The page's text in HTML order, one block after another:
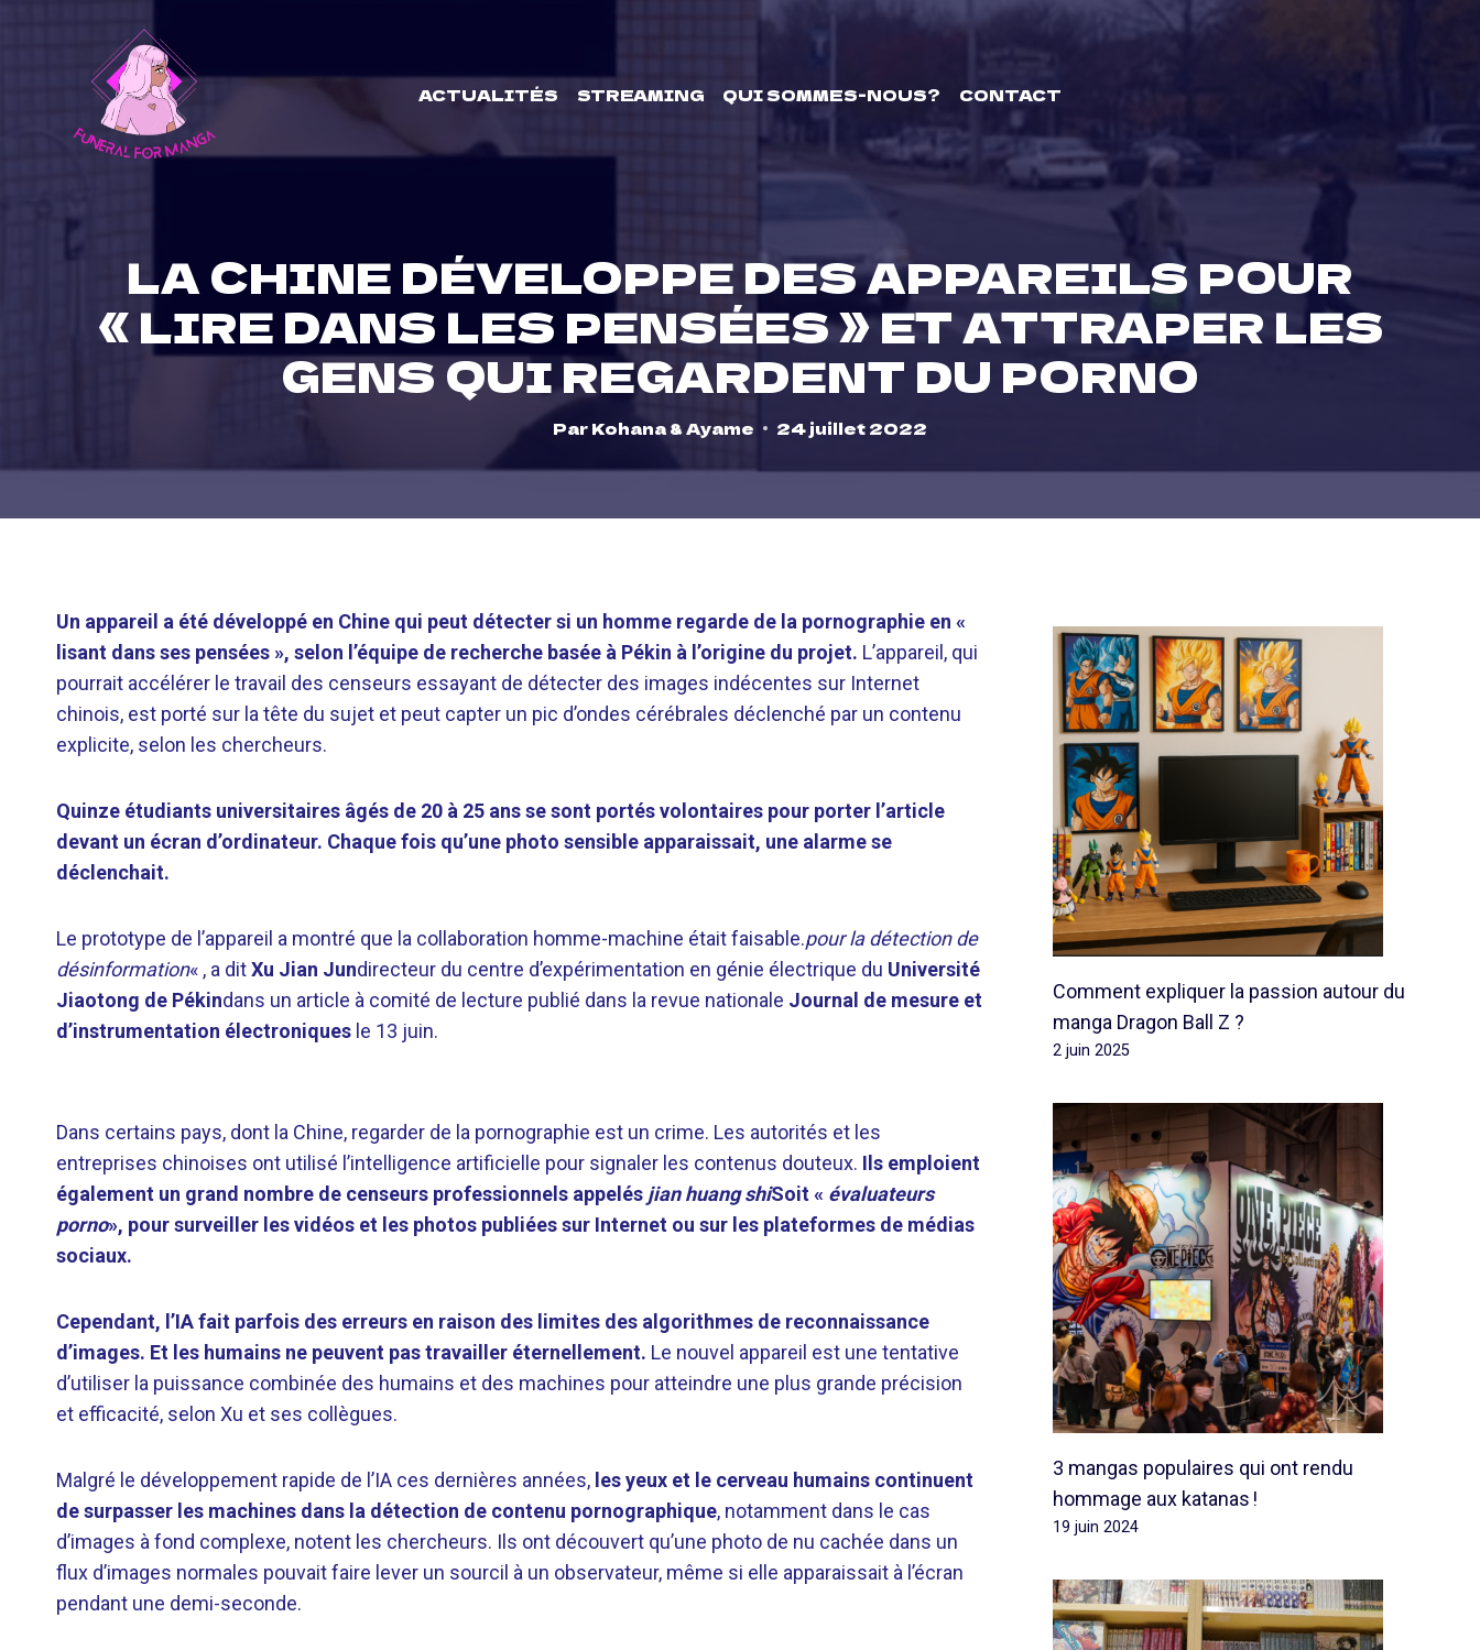
ACTUALITÉS STREAMING QUI SOMMES-NOUS? CONTACT
LA CHINE DÉVELOPPE DES APPAREILS POUR
« LIRE DANS LES PENSÉES » ET ATTRAPER LES
GENS QUI REGARDENT DU PORNO
ParKohana & Ayame 24 juillet 2022
Un appareil a été développé en Chine qui peut détecter si un homme regarde de la pornographie en «
lisant dans ses pensées », selon l’équipe de recherche basée à Pékin à l’origine du projet. L’appareil, qui
pourrait accélérer le travail des censeurs essayant de détecter des images indécentes sur Internet
chinois, est porté sur la tête du sujet et peut capter un pic d’ondes cérébrales déclenché par un contenu
explicite, selon les chercheurs.
Quinze étudiants universitaires âgés de 20 à 25 ans se sont portés volontaires pour porter l’article
devant un écran d’ordinateur. Chaque fois qu’une photo sensible apparaissait, une alarme se
déclenchait.
Le prototype de l’appareil a montré que la collaboration homme-machine était faisable.pour la détection de
désinformation« , a ditXu Jian Jundirecteur du centre d’expérimentation en génie électrique du Université
Jiaotong de Pékindans un article à comité de lecture publié dans la revue nationale Journal de mesure et
d’instrumentation électroniques le 13 juin.
Dans certains pays, dont la Chine, regarder de la pornographie est un crime. Les autorités et les
entreprises chinoises ont utilisé l’intelligence artificielle pour signaler les contenus douteux. Ils emploient
également un grand nombre de censeurs professionnels appelés jian huang shiSoit « évaluateurs
porno», pour surveiller les vidéos et les photos publiées sur Internet ou sur les plateformes de médias
sociaux.
Cependant, l’IA fait parfois des erreurs en raison des limites des algorithmes de reconnaissance
d’images. Et les humains ne peuvent pas travailler éternellement. Le nouvel appareil est une tentative
d’utiliser la puissance combinée des humains et des machines pour atteindre une plus grande précision
et efficacité, selon Xu et ses collègues.
Malgré le développement rapide de l’IA ces dernières années, les yeux et le cerveau humains continuent
de surpasser les machines dans la détection de contenu pornographique, notamment dans le cas
d’images à fond complexe, notent les chercheurs. Ils ont découvert qu’une photo de nu cachée dans un
flux d’images normales pouvait faire lever un sourcil à un observateur, même si elle apparaissait à l’écran
pendant une demi-seconde.
Comment expliquer la passion autour du
manga Dragon Ball Z ?
2 juin 2025
3 mangas populaires qui ont rendu
hommage aux katanas !
19 juin 2024